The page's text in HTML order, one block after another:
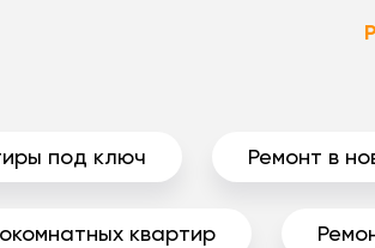
под ключ Ремонт в
квартир